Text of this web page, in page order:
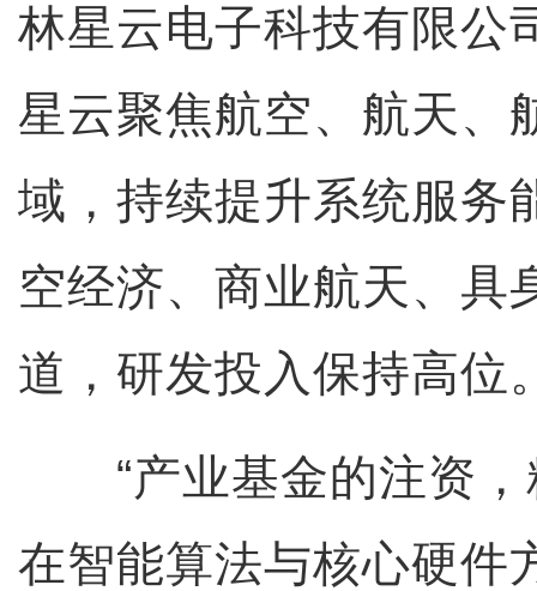
林星云电子科技有限公
星云聚焦航空、航天、
域，持续提升系统服务
空经济、商业航天、具
道，研发投入保持高位
“产业基金的注资，
在智能算法与核心硬件